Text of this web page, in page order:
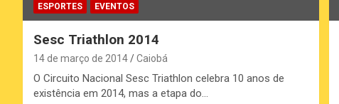
ESPORTES EVENTOS
Sesc Triathlon 2014
14 de março de 2014 Caiobá
O Circuito Nacional Sesc Triathlon celebra 10 anos de
existência em 2014, mas a etapa do…